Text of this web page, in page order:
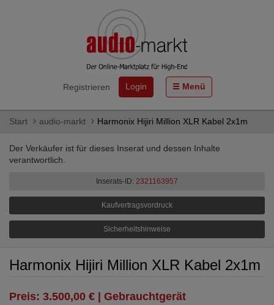
Registrieren Login Menü
Start audio-markt Harmonix Hijiri Million XLR Kabel 2x1m
Der Verkäufer ist für dieses Inserat und dessen Inhalte
verantwortlich.
Inserats-ID: 2321163957
Kaufvertragsvordruck
Sicherheitshinweise
Harmonix Hijiri Million XLR Kabel 2x1m
Preis: 3.500,00 € | Gebrauchtgerät